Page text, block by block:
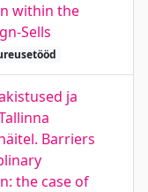
within the
Sells
ja
Barriers
the case of